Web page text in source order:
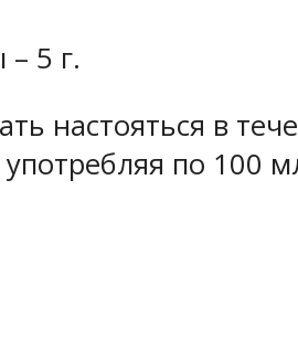
5 г.
настояться в
по 100